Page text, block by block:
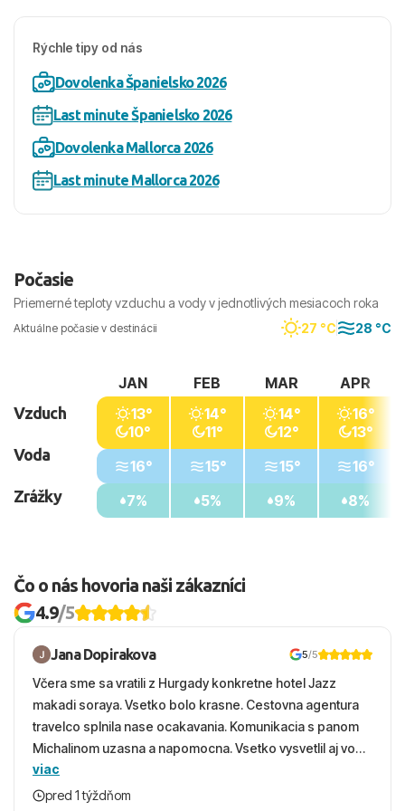
Rýchle tipy od nás
Dovolenka Španielsko 2026
Last minute Španielsko 2026
Dovolenka Mallorca 2026
Last minute Mallorca 2026
Počasie
Priemerné teploty vzduchu a vody v jednotlivých mesiacoch roka
Aktuálne počasie v destinácii 27 °C 28 °C
Vzduch
Voda
Zrážky
JAN
13°
10°
16°
7%
FEB
14°
11°
15°
5%
MAR
14°
12°
15°
9%
APR
16°
13°
16°
8%
Čo o nás hovoria naši zákazníci
4.9/5
Jana Dopirakova 5/5
Včera sme sa vratili z Hurgady konkretne hotel Jazz
makadi soraya. Vsetko bolo krasne. Cestovna agentura
travelco splnila nase ocakavania. Komunikacia s panom
Michalinom uzasna a napomocna. Vsetko vysvetlil aj vo
vecernych hodinach zaco sa ospravedlnujem. Hotel
krasny, cisty. Sluzby top. Strava, prostredie, more,
viac
pred 1 týždňom